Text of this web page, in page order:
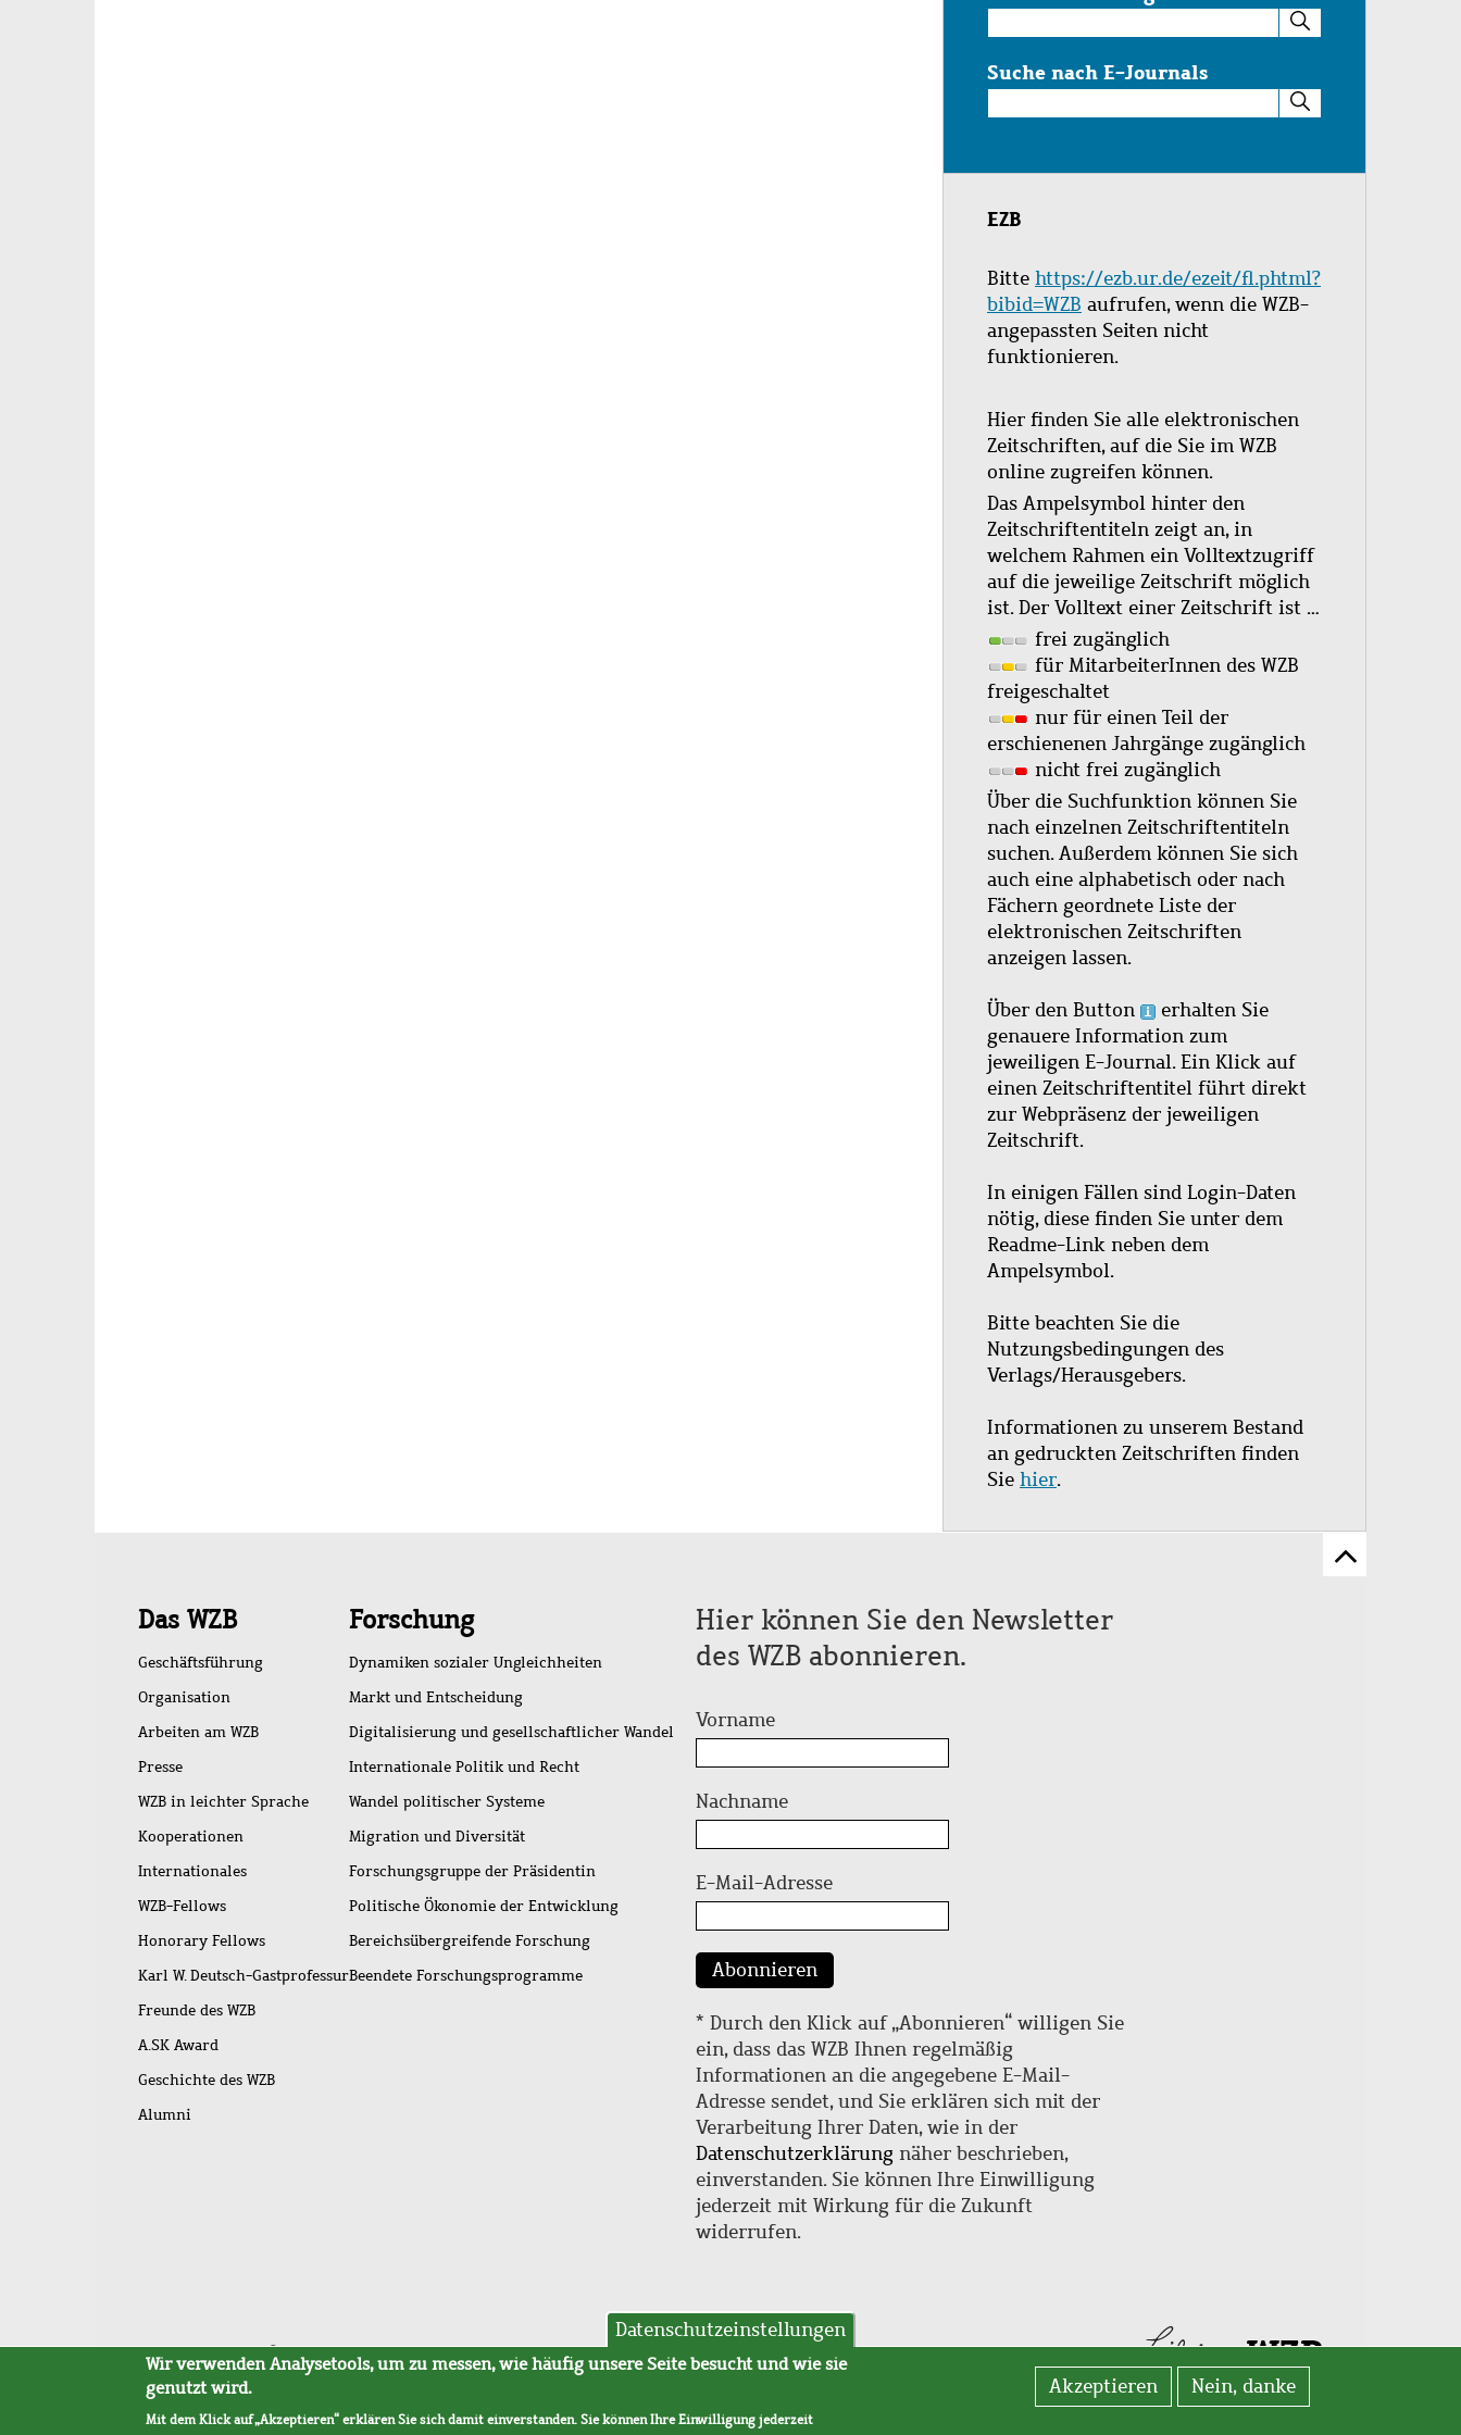
im
Katalog
Suche nach E-Journals
nach
Journals
EZB
Bitte https://ezb.ur.de/ezeit/fl.phtml?
bibid=WZB aufrufen, wenn die WZB-
angepassten Seiten nicht
funktionieren.
Hier finden Sie alle elektronischen
Zeitschriften, auf die Sie im WZB
online zugreifen können.
Das Ampelsymbol hinter den
Zeitschriftentiteln zeigt an, in
welchem Rahmen ein Volltextzugriff
auf die jeweilige Zeitschrift möglich
ist. Der Volltext einer Zeitschrift ist …
frei zugänglich
für MitarbeiterInnen des WZB
freigeschaltet
nur für einen Teil der
erschienenen Jahrgänge zugänglich
nicht frei zugänglich
Über die Suchfunktion können Sie
nach einzelnen Zeitschriftentiteln
suchen. Außerdem können Sie sich
auch eine alphabetisch oder nach
Fächern geordnete Liste der
elektronischen Zeitschriften
anzeigen lassen.
Über den Button
erhalten Sie
genauere Information zum
jeweiligen E-Journal. Ein Klick auf
einen Zeitschriftentitel führt direkt
zur Webpräsenz der jeweiligen
Zeitschrift.
In einigen Fällen sind Login-Daten
nötig, diese finden Sie unter dem
Readme-Link neben dem
Ampelsymbol.
Bitte beachten Sie die
Nutzungsbedingungen des
Verlags/Herausgebers.
Informationen zu unserem Bestand
an gedruckten Zeitschriften finden
Sie hier.
Zum
Schnellzugriff
Das WZB
Geschäftsführung
Organisation
Arbeiten am WZB
Presse
WZB in leichter Sprache
Kooperationen
Internationales
WZB-Fellows
Honorary Fellows
Karl W. Deutsch-Gastprofessur
Freunde des WZB
A.SK Award
Geschichte des WZB
Alumni
Forschung
Dynamiken sozialer Ungleichheiten
Markt und Entscheidung
Digitalisierung und gesellschaftlicher Wandel
Internationale Politik und Recht
Wandel politischer Systeme
Migration und Diversität
Forschungsgruppe der Präsidentin
Politische Ökonomie der Entwicklung
Bereichsübergreifende Forschung
Beendete Forschungsprogramme
Hier können Sie den Newsletter
des WZB abonnieren.
Vorname
Nachname
E-Mail-Adresse
Abonnieren
* Durch den Klick auf „Abonnieren“ willigen Sie
ein, dass das WZB Ihnen regelmäßig
Informationen an die angegebene E-Mail-
Adresse sendet, und Sie erklären sich mit der
Verarbeitung Ihrer Daten, wie in der
Datenschutzerklärung näher beschrieben,
einverstanden. Sie können Ihre Einwilligung
jederzeit mit Wirkung für die Zukunft
widerrufen.
Fußleistenmenü
SitemapBarrierefreiheitImpressumDatenschutzAVB
Datenschutzeinstellungen
Wir verwenden Analysetools, um zu messen, wie häufig unsere Seite besucht und wie sie
genutzt wird.
Mit dem Klick auf „Akzeptieren“ erklären Sie sich damit einverstanden. Sie können Ihre Einwilligung jederzeit
Akzeptieren Nein, danke